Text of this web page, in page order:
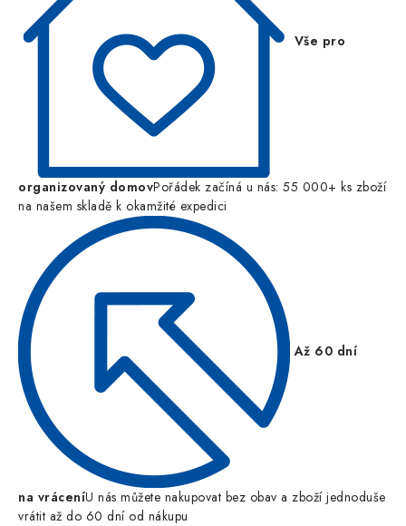
Vše pro
organizovaný domovPořádek začíná u nás: 55 000+ ks zboží
na našem skladě k okamžité expedici
Až 60 dní
na vráceníU nás můžete nakupovat bez obav a zboží jednoduše
vrátit až do 60 dní od nákupu